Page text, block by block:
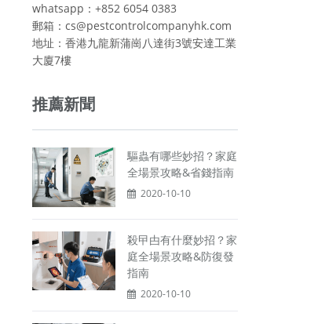
whatsapp：+852 6054 0383
郵箱：cs@pestcontrolcompanyhk.com
地址：香港九龍新蒲崗八達街3號安達工業
大廈7樓
推薦新聞
驅蟲有哪些妙招？家庭
全場景攻略&省錢指南
2020-10-10
殺曱甴有什麼妙招？家
庭全場景攻略&防復發
指南
2020-10-10